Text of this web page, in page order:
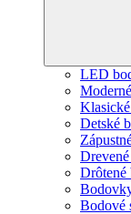
LED
Detské
Drôtené
Bodové